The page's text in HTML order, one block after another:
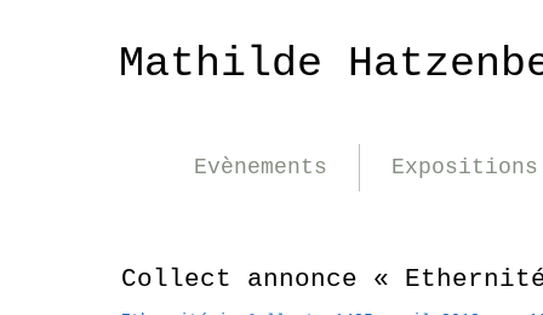
Mathilde
Evènements Expositions
Collect annonce «